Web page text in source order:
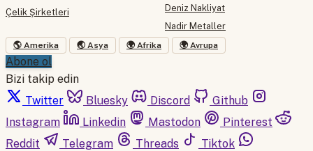
Çelik Şirketleri
Deniz Nakliyat
Nadir Metaller
🌎 Amerika 🌏 Asya 🌍 Afrika 🌍 Avrupa
Abone ol
Bizi takip edin
Twitter
Bluesky Discord
Github
Instagram
Linkedin Mastodon
Pinterest
Reddit
Telegram Threads
Tiktok